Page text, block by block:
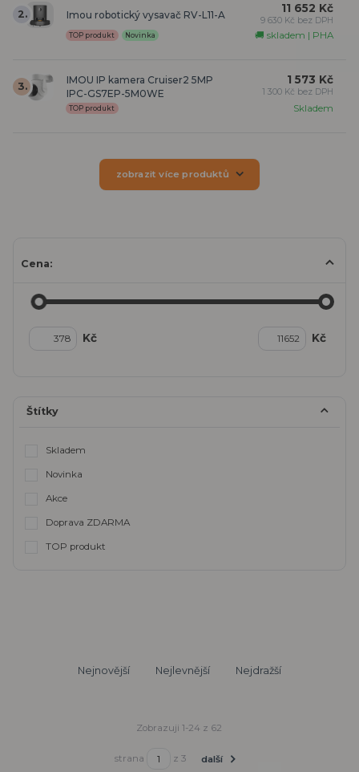
2. Imou robotický vysavač RV-L11-A
🚚 skladem | PHA
TOP produkt Novinka
11 652 Kč
9 630 Kč bez DPH
3.
IMOU IP kamera Cruiser2 5MP
IPC-GS7EP-5M0WE
Skladem
TOP produkt
1 573 Kč
1 300 Kč bez DPH
zobrazit více produktů
Cena:
Kč Kč
Štítky
Skladem
Novinka
Akce
Doprava ZDARMA
TOP produkt
Nejnovější Nejlevnější Nejdražší
Zobrazuji 1-24 z 62
strana z 3 další